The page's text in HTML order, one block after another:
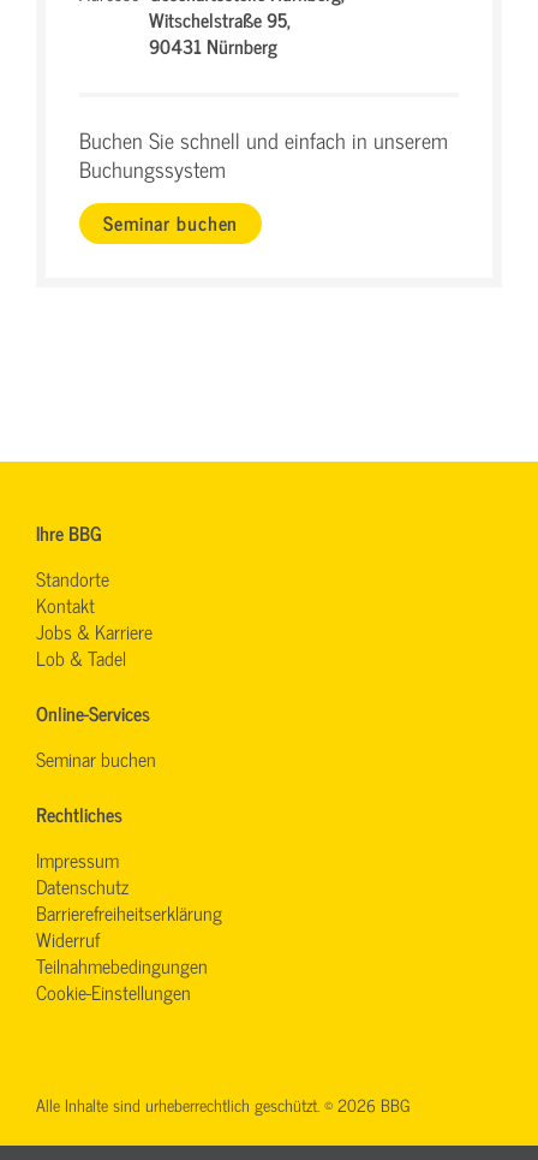
Witschelstraße 95,
90431 Nürnberg
Buchen Sie schnell und einfach in unserem
Buchungssystem
Seminar buchen
Ihre BBG
Standorte
Kontakt
Jobs & Karriere
Lob & Tadel
Online-Services
Seminar buchen
Rechtliches
Impressum
Datenschutz
Barrierefreiheitserklärung
Widerruf
Teilnahmebedingungen
Cookie-Einstellungen
Alle Inhalte sind urheberrechtlich geschützt. © 2026 BBG